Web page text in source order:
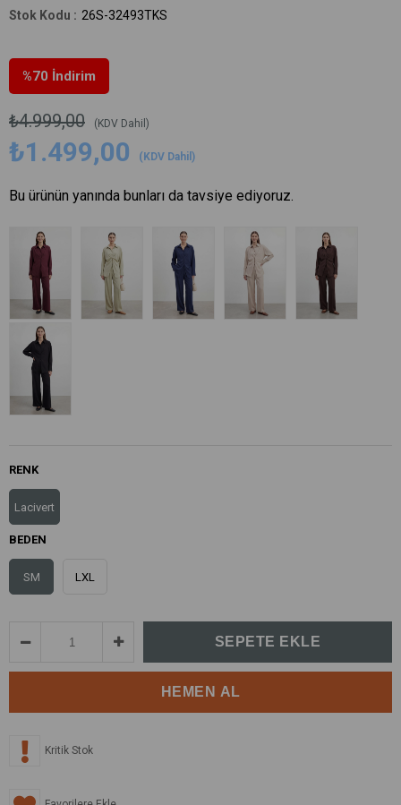
26S-32493TKS
%70 İndirim
₺4.999,00 (KDV Dahil)
₺1.499,00 (KDV Dahil)
Bu ürünün yanında bunları da tavsiye ediyoruz.
RENK
Lacivert
BEDEN
SM LXL
Kritik Stok